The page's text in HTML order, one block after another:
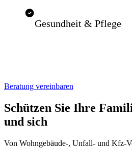
Gesundheit & Pflege
Beratung vereinbaren
Schützen Sie Ihre
und sich
Von Wohngebäude-, Unfall- und Kfz-